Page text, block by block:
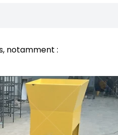
notamment :